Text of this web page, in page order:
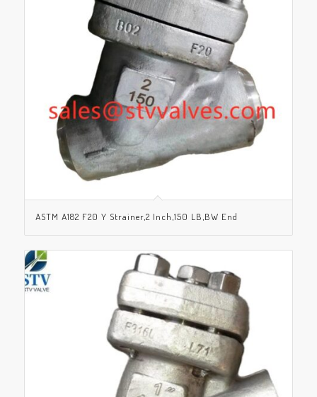
ASTM A182 F20 Y Strainer,2 Inch,150 LB,BW End